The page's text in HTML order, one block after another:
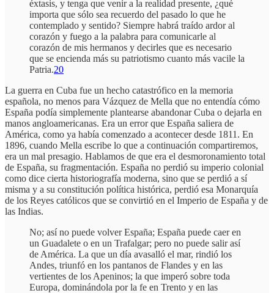
éxtasis, y tenga que venir a la realidad presente, ¿qué
importa que sólo sea recuerdo del pasado lo que he
contemplado y sentido? Siempre habrá traído ardor al
corazón y fuego a la palabra para comunicarle al
corazón de mis hermanos y decirles que es necesario
que se encienda más su patriotismo cuanto más vacile la
Patria.20
La guerra en Cuba fue un hecho catastrófico en la memoria
española, no menos para Vázquez de Mella que no entendía cómo
España podía simplemente plantearse abandonar Cuba o dejarla en
manos angloamericanas. Era un error que España saliera de
América, como ya había comenzado a acontecer desde 1811. En
1896, cuando Mella escribe lo que a continuación compartiremos,
era un mal presagio. Hablamos de que era el desmoronamiento total
de España, su fragmentación. España no perdió su imperio colonial
como dice cierta historiografía moderna, sino que se perdió a sí
misma y a su constitución política histórica, perdió esa Monarquía
de los Reyes católicos que se convirtió en el Imperio de España y de
las Indias.
No; así no puede volver España; España puede caer en
un Guadalete o en un Trafalgar; pero no puede salir así
de América. La que un día avasalló el mar, rindió los
Andes, triunfó en los pantanos de Flandes y en las
vertientes de los Apeninos; la que imperó sobre toda
Europa, dominándola por la fe en Trento y en las